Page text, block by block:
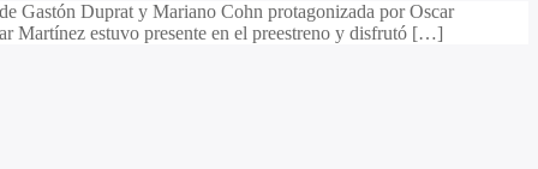
Gastón Duprat y Mariano Cohn protagonizada por Oscar
Martínez estuvo presente en el preestreno y disfrutó […]